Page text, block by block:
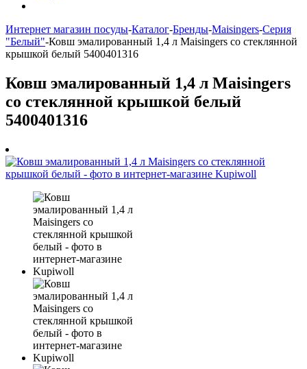
Интернет магазин посуды-Каталог-Бренды-Maisingers-Серия
"Белый"-Ковш эмалированный 1,4 л Maisingers со стеклянной
крышкой белый 5400401316
Ковш эмалированный 1,4 л Maisingers
со стеклянной крышкой белый
5400401316